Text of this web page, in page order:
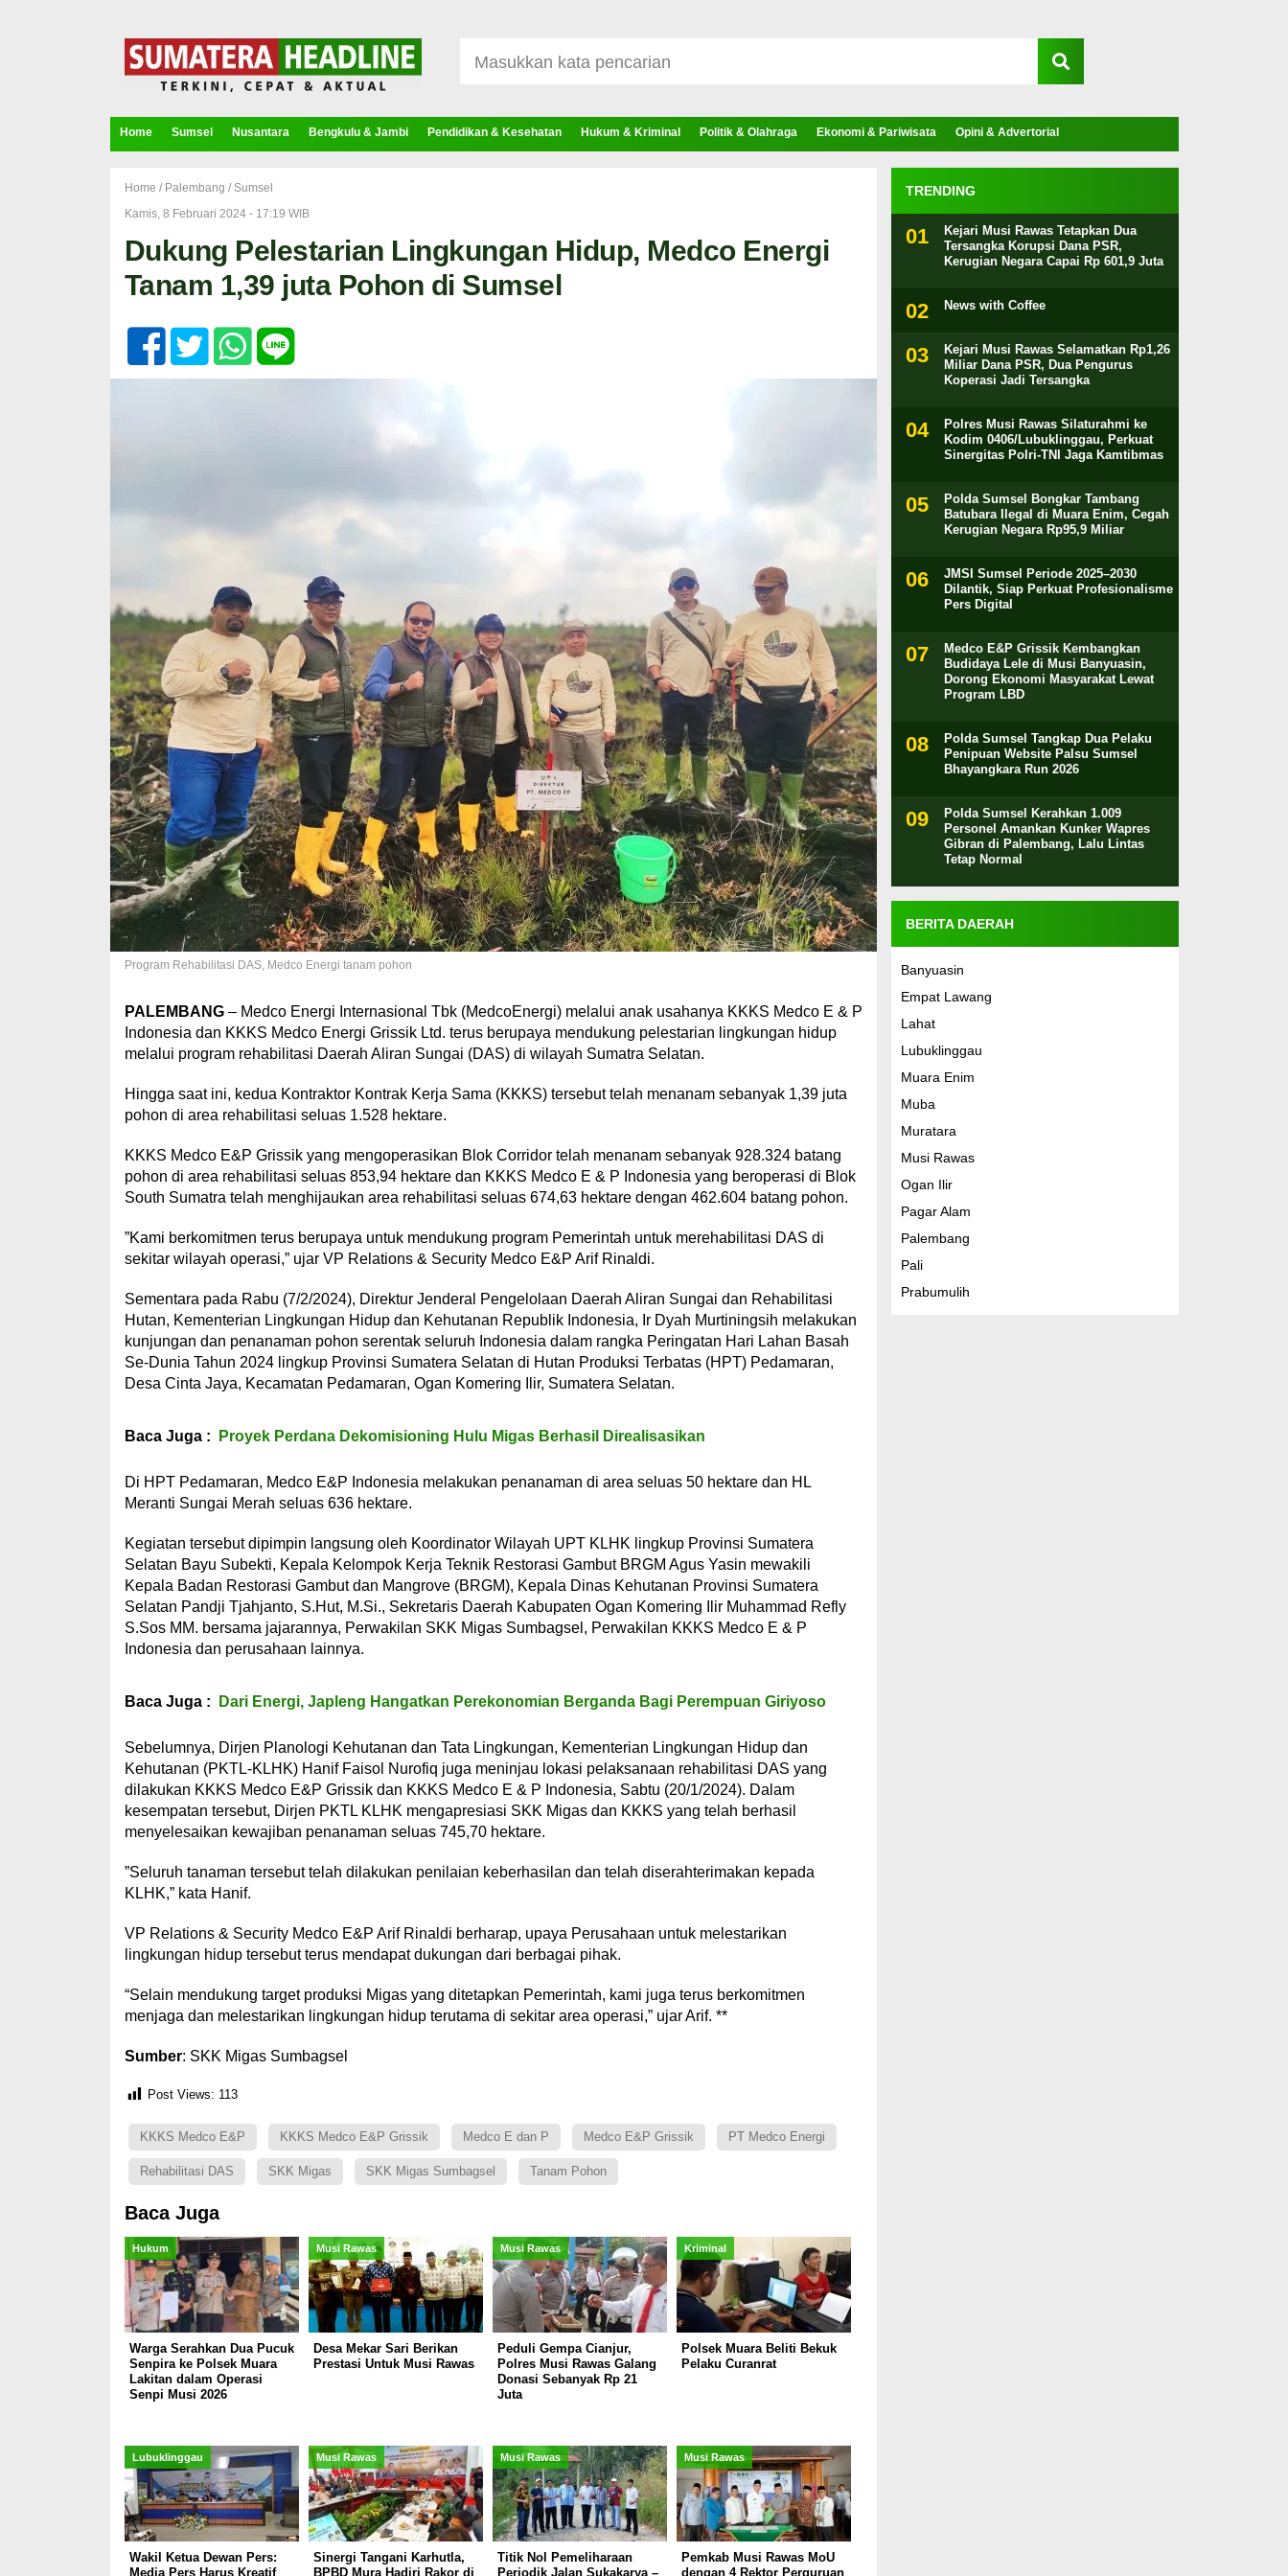
Home Sumsel Nusantara Bengkulu & Jambi Pendidikan & Kesehatan Hukum & Kriminal Politik & Olahraga Ekonomi & Pariwisata Opini & Advertorial
Home / Palembang / Sumsel
Kamis, 8 Februari 2024 - 17:19 WIB
Dukung Pelestarian Lingkungan Hidup, Medco Energi
Tanam 1,39 juta Pohon di Sumsel
Program Rehabilitasi DAS, Medco Energi tanam pohon
PALEMBANG– Medco Energi Internasional Tbk (MedcoEnergi) melalui anak usahanya KKKS Medco E & P
Indonesia dan KKKS Medco Energi Grissik Ltd. terus berupaya mendukung pelestarian lingkungan hidup
melalui program rehabilitasi Daerah Aliran Sungai (DAS) di wilayah Sumatra Selatan.
Hingga saat ini, kedua Kontraktor Kontrak Kerja Sama (KKKS) tersebut telah menanam sebanyak 1,39 juta
pohon di area rehabilitasi seluas 1.528 hektare.
KKKS Medco E&P Grissik yang mengoperasikan Blok Corridor telah menanam sebanyak 928.324 batang
pohon di area rehabilitasi seluas 853,94 hektare dan KKKS Medco E & P Indonesia yang beroperasi di Blok
South Sumatra telah menghijaukan area rehabilitasi seluas 674,63 hektare dengan 462.604 batang pohon.
”Kami berkomitmen terus berupaya untuk mendukung program Pemerintah untuk merehabilitasi DAS di
sekitar wilayah operasi,” ujar VP Relations & Security Medco E&P Arif Rinaldi.
Sementara pada Rabu (7/2/2024), Direktur Jenderal Pengelolaan Daerah Aliran Sungai dan Rehabilitasi
Hutan, Kementerian Lingkungan Hidup dan Kehutanan Republik Indonesia, Ir Dyah Murtiningsih melakukan
kunjungan dan penanaman pohon serentak seluruh Indonesia dalam rangka Peringatan Hari Lahan Basah
Se-Dunia Tahun 2024 lingkup Provinsi Sumatera Selatan di Hutan Produksi Terbatas (HPT) Pedamaran,
Desa Cinta Jaya, Kecamatan Pedamaran, Ogan Komering Ilir, Sumatera Selatan.
Baca Juga : Proyek Perdana Dekomisioning Hulu Migas Berhasil Direalisasikan
Di HPT Pedamaran, Medco E&P Indonesia melakukan penanaman di area seluas 50 hektare dan HL
Meranti Sungai Merah seluas 636 hektare.
Kegiatan tersebut dipimpin langsung oleh Koordinator Wilayah UPT KLHK lingkup Provinsi Sumatera
Selatan Bayu Subekti, Kepala Kelompok Kerja Teknik Restorasi Gambut BRGM Agus Yasin mewakili
Kepala Badan Restorasi Gambut dan Mangrove (BRGM), Kepala Dinas Kehutanan Provinsi Sumatera
Selatan Pandji Tjahjanto, S.Hut, M.Si., Sekretaris Daerah Kabupaten Ogan Komering Ilir Muhammad Refly
S.Sos MM. bersama jajarannya, Perwakilan SKK Migas Sumbagsel, Perwakilan KKKS Medco E & P
Indonesia dan perusahaan lainnya.
Baca Juga : Dari Energi, Japleng Hangatkan Perekonomian Berganda Bagi Perempuan Giriyoso
Sebelumnya, Dirjen Planologi Kehutanan dan Tata Lingkungan, Kementerian Lingkungan Hidup dan
Kehutanan (PKTL-KLHK) Hanif Faisol Nurofiq juga meninjau lokasi pelaksanaan rehabilitasi DAS yang
dilakukan KKKS Medco E&P Grissik dan KKKS Medco E & P Indonesia, Sabtu (20/1/2024). Dalam
kesempatan tersebut, Dirjen PKTL KLHK mengapresiasi SKK Migas dan KKKS yang telah berhasil
menyelesaikan kewajiban penanaman seluas 745,70 hektare.
”Seluruh tanaman tersebut telah dilakukan penilaian keberhasilan dan telah diserahterimakan kepada
KLHK,” kata Hanif.
VP Relations & Security Medco E&P Arif Rinaldi berharap, upaya Perusahaan untuk melestarikan
lingkungan hidup tersebut terus mendapat dukungan dari berbagai pihak.
“Selain mendukung target produksi Migas yang ditetapkan Pemerintah, kami juga terus berkomitmen
menjaga dan melestarikan lingkungan hidup terutama di sekitar area operasi,” ujar Arif. **
Sumber: SKK Migas Sumbagsel
Post Views: 113
KKKS Medco E&P KKKS Medco E&P Grissik Medco E dan P Medco E&P Grissik PT Medco Energi
Rehabilitasi DAS SKK Migas SKK Migas Sumbagsel Tanam Pohon
Baca Juga
Hukum
Warga Serahkan Dua Pucuk
Senpira ke Polsek Muara
Lakitan dalam Operasi
Senpi Musi 2026
Musi Rawas
Desa Mekar Sari Berikan
Prestasi Untuk Musi Rawas
Musi Rawas
Peduli Gempa Cianjur,
Polres Musi Rawas Galang
Donasi Sebanyak Rp 21
Juta
Kriminal
Polsek Muara Beliti Bekuk
Pelaku Curanrat
Lubuklinggau
Wakil Ketua Dewan Pers:
Media Pers Harus Kreatif
Musi Rawas
Sinergi Tangani Karhutla,
BPBD Mura Hadiri Rakor di
Musi Rawas
Titik Nol Pemeliharaan
Periodik Jalan Sukakarya –
Musi Rawas
Pemkab Musi Rawas MoU
dengan 4 Rektor Perguruan
TRENDING
Kejari Musi Rawas Tetapkan Dua
Tersangka Korupsi Dana PSR,
Kerugian Negara Capai Rp 601,9 Juta
News with Coffee
Kejari Musi Rawas Selamatkan Rp1,26
Miliar Dana PSR, Dua Pengurus
Koperasi Jadi Tersangka
Polres Musi Rawas Silaturahmi ke
Kodim 0406/Lubuklinggau, Perkuat
Sinergitas Polri-TNI Jaga Kamtibmas
Polda Sumsel Bongkar Tambang
Batubara Ilegal di Muara Enim, Cegah
Kerugian Negara Rp95,9 Miliar
JMSI Sumsel Periode 2025–2030
Dilantik, Siap Perkuat Profesionalisme
Pers Digital
Medco E&P Grissik Kembangkan
Budidaya Lele di Musi Banyuasin,
Dorong Ekonomi Masyarakat Lewat
Program LBD
Polda Sumsel Tangkap Dua Pelaku
Penipuan Website Palsu Sumsel
Bhayangkara Run 2026
Polda Sumsel Kerahkan 1.009
Personel Amankan Kunker Wapres
Gibran di Palembang, Lalu Lintas
Tetap Normal
BERITA DAERAH
Banyuasin
Empat Lawang
Lahat
Lubuklinggau
Muara Enim
Muba
Muratara
Musi Rawas
Ogan Ilir
Pagar Alam
Palembang
Pali
Prabumulih